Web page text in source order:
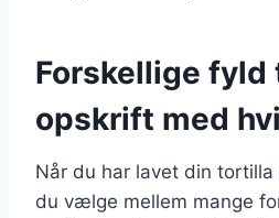
Forskellige
opskrift med
Når du har lavet din
du vælge mellem mange